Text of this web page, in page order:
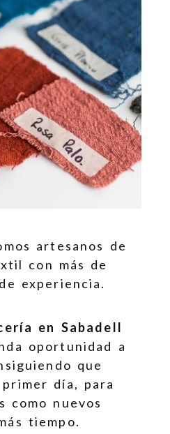
artesanos de
con más de
experiencia.
en Sabadell
oportunidad a
que
día, para
como nuevos
tiempo.